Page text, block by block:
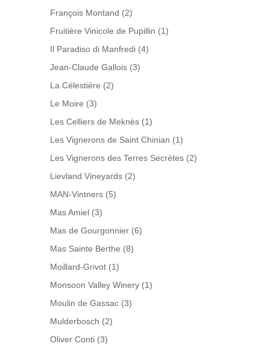
François Montand (2)
Fruitière Vinicole de Pupillin (1)
Il Paradiso di Manfredi (4)
Jean-Claude Gallois (3)
La Célestière (2)
Le Moire (3)
Les Celliers de Meknès (1)
Les Vignerons de Saint Chinian (1)
Les Vignerons des Terres Secrètes (2)
Lievland Vineyards (2)
MAN-Vintners (5)
Mas Amiel (3)
Mas de Gourgonnier (6)
Mas Sainte Berthe (8)
Moillard-Grivot (1)
Monsoon Valley Winery (1)
Moulin de Gassac (3)
Mulderbosch (2)
Oliver Conti (3)